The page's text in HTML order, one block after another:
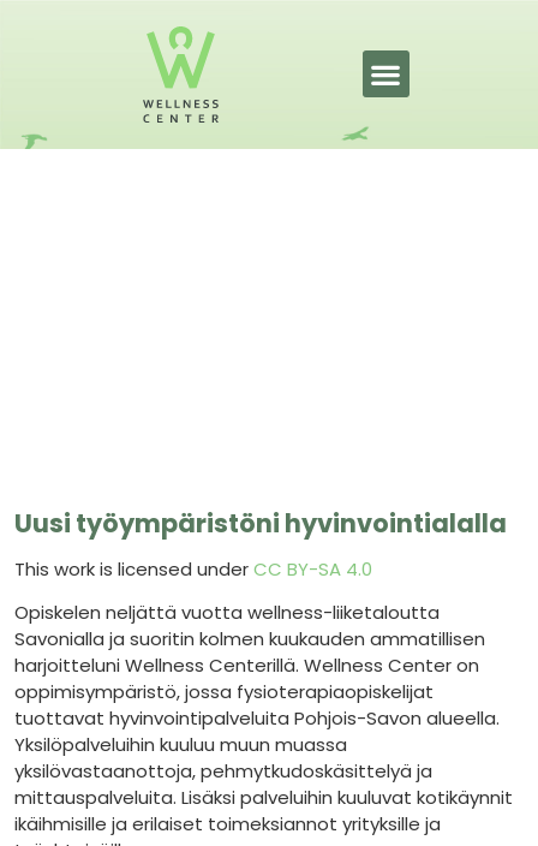
Uusi työympäristöni hyvinvointialalla
This work is licensed underCC BY-SA 4.0
Opiskelen neljättä vuotta wellness-liiketaloutta
Savonialla ja suoritin kolmen kuukauden ammatillisen
harjoitteluni Wellness Centerillä. Wellness Center on
oppimisympäristö, jossa fysioterapiaopiskelijat
tuottavat hyvinvointipalveluita Pohjois-Savon alueella.
Yksilöpalveluihin kuuluu muun muassa
yksilövastaanottoja, pehmytkudoskäsittelyä ja
mittauspalveluita. Lisäksi palveluihin kuuluvat kotikäynnit
ikäihmisille ja erilaiset toimeksiannot yrityksille ja